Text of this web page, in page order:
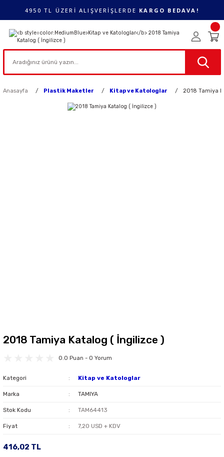
4950 TL ÜZERİ ALIŞVERİŞLERDE KARGO BEDAVA!
Anasayfa Plastik Maketler Kitap ve Katologlar 2018 Tamiya
2018 Tamiya Katalog ( İngilizce )
0.0 Puan - 0 Yorum
Kategori Kitap ve Katologlar
Marka TAMIYA
Stok Kodu TAM64413
Fiyat 7,20 USD + KDV
416,02 TL